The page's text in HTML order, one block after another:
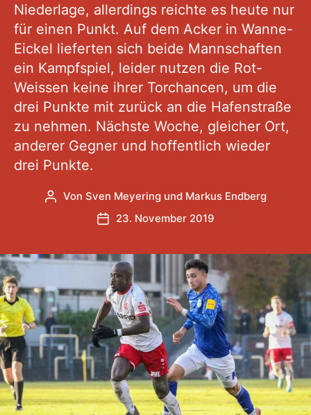
Niederlage, allerdings reichte es heute nur
für einen Punkt. Auf dem Acker in Wanne-
Eickel lieferten sich beide Mannschaften
ein Kampfspiel, leider nutzen die Rot-
Weissen keine ihrer Torchancen, um die
drei Punkte mit zurück an die Hafenstraße
zu nehmen. Nächste Woche, gleicher Ort,
anderer Gegner und hoffentlich wieder
drei Punkte.
Beitragsautor
Von Sven Meyeringund Markus Endberg
Veröffentlichungsdatum
23. November 2019